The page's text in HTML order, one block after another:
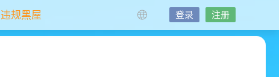
违规黑屋 登录 注册